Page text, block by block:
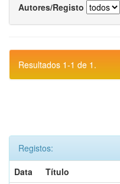
Autores/Registo
Resultados 1-1 de 1.
Registos:
Data
Título